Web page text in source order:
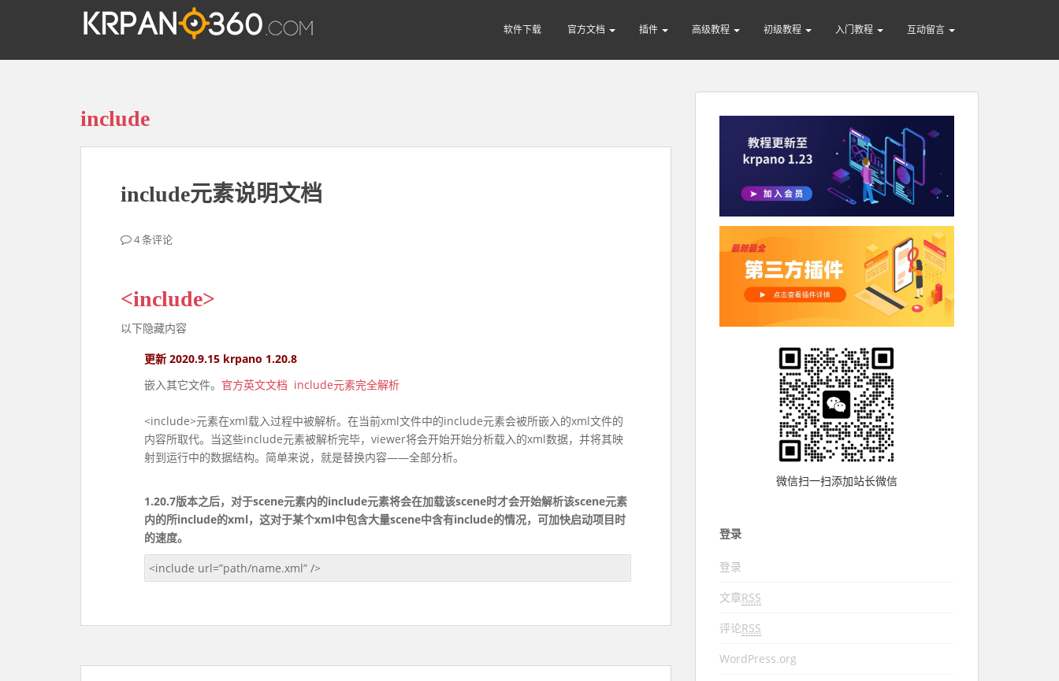
p
软件下载 官方文档 插件 高级教程 初级教程 入门教程 互动留言
include
include元素说明文档
4 条评论
<include>
以下隐藏内容
更新 2020.9.15 krpano 1.20.8
嵌入其它文件。 官方英文文档 include元素完全解析
<include>元素在xml载入过程中被解析。在当前xml文件中的include元素会被所嵌入的xml文件的
内容所取代。当这些include元素被解析完毕，viewer将会开始开始分析载入的xml数据，并将其映
射到运行中的数据结构。简单来说，就是替换内容——全部分析。
1.20.7版本之后，对于scene元素内的include元素将会在加载该scene时才会开始解析该scene元素
内的所include的xml，这对于某个xml中包含大量scene中含有include的情况，可加快启动项目时
的速度。
<include url=”path/name.xml” />
微信扫一扫添加站长微信
登录
登录
文章RSS
评论RSS
WordPress.org